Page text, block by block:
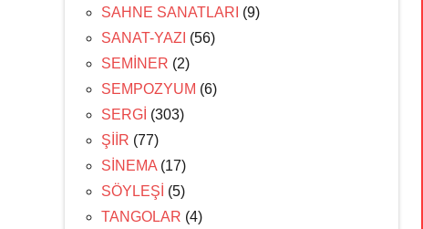
SAHNE SANATLARI (9)
SANAT-YAZI (56)
SEMİNER (2)
SEMPOZYUM (6)
SERGİ (303)
ŞİİR (77)
SİNEMA (17)
SÖYLEŞİ (5)
TANGOLAR (4)